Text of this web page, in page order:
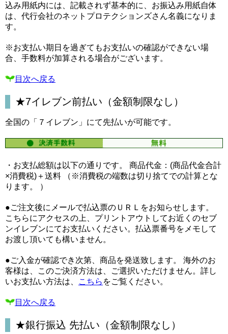
込み用紙内には、記載されず基本的に、お振込み用紙自体
は、代行会社のネットプロテクションズさん名義になりま
す。
※お支払い期日を過ぎてもお支払いの確認ができない場
合、手数料が加算される場合がございます。
目次へ戻る
★7イレブン前払い（金額制限なし）
全国の「７イレブン」にて先払いが可能です。
・お支払総額は以下の通りです。 商品代金：(商品代金合計
×消費税)＋送料 （※消費税の端数は切り捨てでの計算とな
ります。 ）
●ご注文後にメールで払込票のＵＲＬをお知らせします。
こちらにアクセスの上、プリントアウトしてお近くのセブ
ンイレブンにてお支払いください。払込票番号をメモして
お渡し頂いても構いません。
●ご入金が確認でき次第、商品を発送致します。 海外のお
客様は、このご決済方法は、ご選択いただけません。詳し
いお支払い方法は、
こちら をご覧ください。
目次へ戻る
★銀行振込 先払い（金額制限なし）